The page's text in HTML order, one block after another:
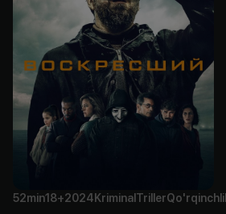
52min18+2024 Kriminal TrillerQo'rqinchli